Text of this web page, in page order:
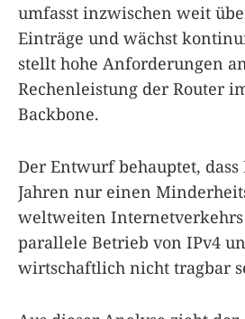
umfasst inzwischen weit
Einträge und wächst
stellt hohe Anforderungen
Rechenleistung der Router
Backbone.
Der Entwurf behauptet, dass
Jahren nur einen
weltweiten
parallele Betrieb von IPv4
wirtschaftlich nicht tragbar